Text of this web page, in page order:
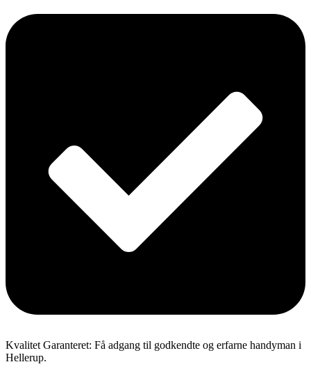
Kvalitet Garanteret: Få adgang til godkendte og erfarne handyman i
Hellerup.